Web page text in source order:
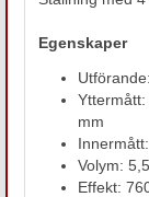
Egenskaper
mm
Volym:
Effekt: